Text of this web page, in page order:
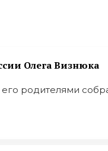
Олега Визнюка
родителями